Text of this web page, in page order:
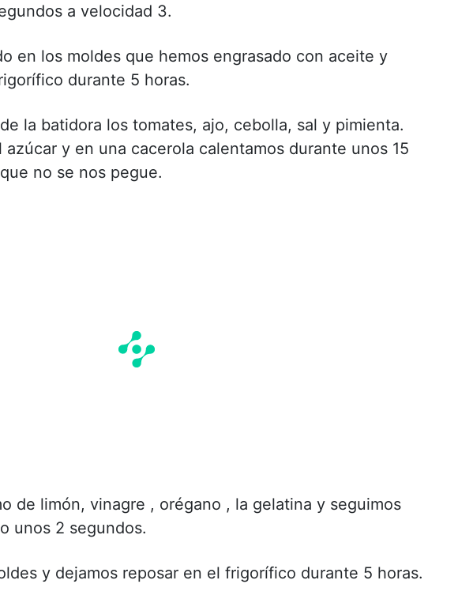
a velocidad 3.
en los moldes que hemos engrasado con aceite y
durante 5 horas.
la batidora los tomates, ajo, cebolla, sal y pimienta.
azúcar y en una cacerola calentamos durante unos 15
no se nos pegue.
de limón, vinagre , orégano , la gelatina y seguimos
unos 2 segundos.
y dejamos reposar en el frigorífico durante 5 horas.